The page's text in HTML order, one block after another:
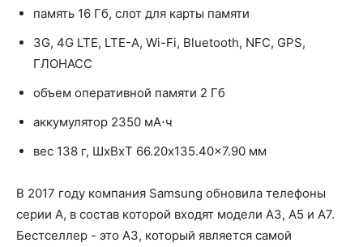
память 16 Гб, слот для карты памяти
3G, 4G LTE, LTE-A, Wi-Fi, Bluetooth, NFC, GPS,
ГЛОНАСС
объем оперативной памяти 2 Гб
аккумулятор 2350 мА⋅ч
вес 138 г, ШxВxТ 66.20x135.40x7.90 мм
В 2017 году компания Samsung обновила телефоны
серии A, в состав которой входят модели A3, A5 и A7.
Бестселлер - это A3, который является самой